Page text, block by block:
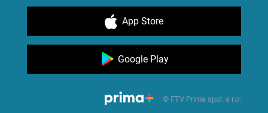
App Store
Google Play
© FTV Prima spol. s r.o.